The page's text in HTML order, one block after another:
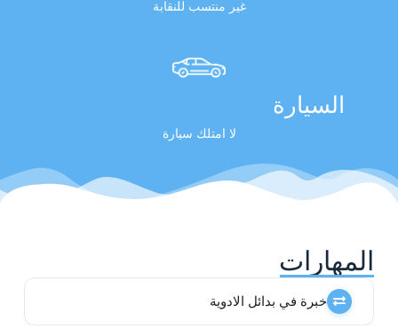
غير منتسب للنقابة
السيارة
لا امتلك سيارة
المهارات
خبرة في بدائل الادوية